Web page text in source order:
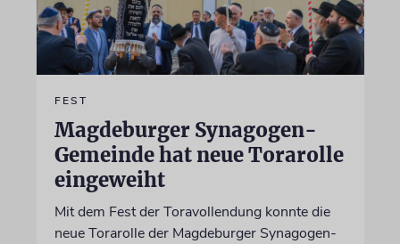
FEST
Magdeburger Synagogen-
Gemeinde hat neue Torarolle
eingeweiht
Mit dem Fest der Toravollendung konnte die
neue Torarolle der Magdeburger Synagogen-